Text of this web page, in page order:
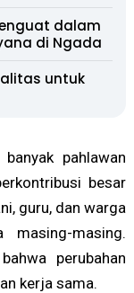
dalam
di Ngada
untuk
pahlawan
besar
guru, dan warga
masing.
perubahan
kerja sama.